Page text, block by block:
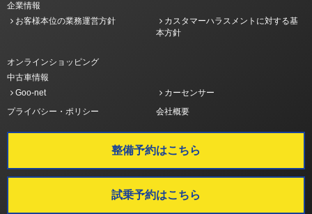
企業情報
お客様本位の業務運営方針
カスタマーハラスメントに対する基
本方針
オンラインショッピング
中古車情報
Goo-net
カーセンサー
プライバシー・ポリシー
会社概要
整備予約はこちら
試乗予約はこちら